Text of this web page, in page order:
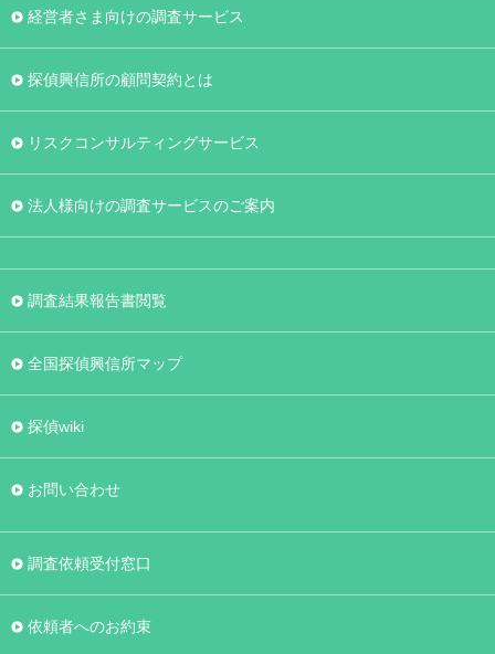
経営者さま向けの調査サービス
探偵興信所の顧問契約とは
リスクコンサルティングサービス
法人様向けの調査サービスのご案内
調査結果報告書閲覧
全国探偵興信所マップ
探偵wiki
お問い合わせ
調査依頼受付窓口
依頼者へのお約束